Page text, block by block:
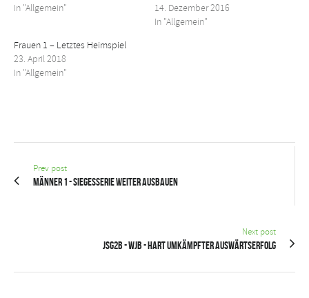
In "Allgemein"
14. Dezember 2016
In "Allgemein"
Frauen 1 – Letztes Heimspiel
23. April 2018
In "Allgemein"
Prev post
Männer 1 - Siegesserie weiter ausbauen
Next post
JSG2B - wJB - Hart umkämpfter Auswärtserfolg